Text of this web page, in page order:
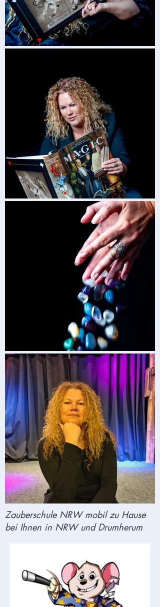
Zauberschule NRW mobil zu Hause
bei Ihnen in NRW und Drumherum